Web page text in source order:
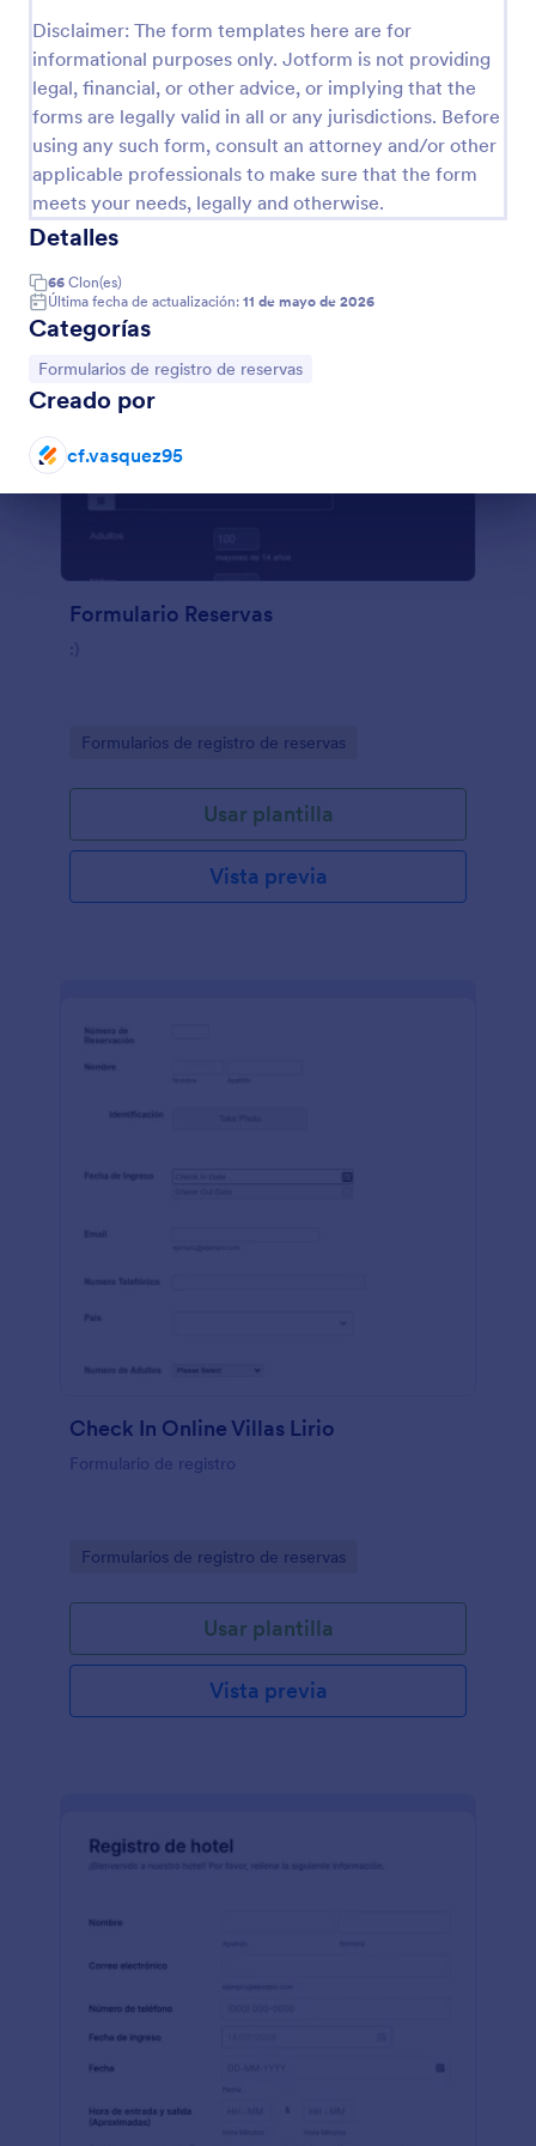
Disclaimer: The form templates here are for
informational purposes only. Jotform is not providing
legal, financial, or other advice, or implying that the
forms are legally valid in all or any jurisdictions. Before
using any such form, consult an attorney and/or other
applicable professionals to make sure that the form
meets your needs, legally and otherwise.
Detalles
66 Clon(es)
Última fecha de actualización: 11 de mayo de 2026
Categorías
Ir a Categoría:
Formularios de registro de reservas
Creado por
cf.vasquez95
Vista previa
Formulario Reservas
:)
Go to Category:
Formularios de registro de reservas
Usar plantilla
Vista previa
Check In Online Villas Lirio
Formulario de registro
Go to Category:
Formularios de registro de reservas
Usar plantilla
Vista previa